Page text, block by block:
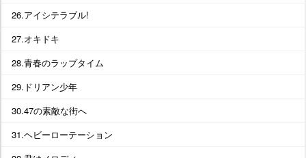
26.アイシテラブル!
27.オキドキ
28.青春のラップタイム
29.ドリアン少年
30.47の素敵な街へ
31.ヘビーローテーション